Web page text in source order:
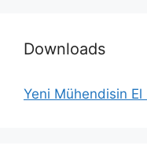
Downloads
Yeni Mühendisin El